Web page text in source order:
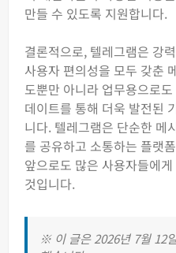
만들 수 있도록 지원합니다.
결론적으로, 텔레그램은 강
사용자 편의성을 모두 갖춘
도뿐만 아니라 업무용으로
데이트를 통해 더욱 발전된
니다. 텔레그램은 단순한 메
를 공유하고 소통하는 플랫
앞으로도 많은 사용자들에
것입니다.
※ 이 글은 2026년 7월 12